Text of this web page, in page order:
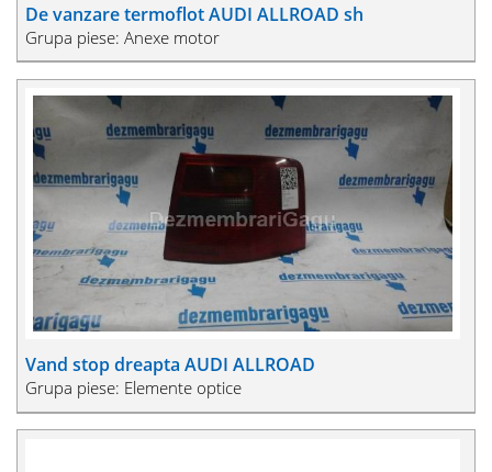
De vanzare termoflot AUDI ALLROAD sh
Grupa piese: Anexe motor
Vand stop dreapta AUDI ALLROAD
Grupa piese: Elemente optice